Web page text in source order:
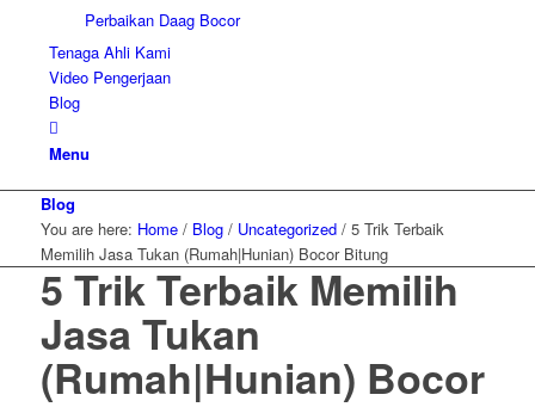
Perbaikan Daag Bocor
Tenaga Ahli Kami
Video Pengerjaan
Blog
Menu
Blog
You are here: Home / Blog / Uncategorized / 5 Trik Terbaik
Memilih Jasa Tukan (Rumah|Hunian) Bocor Bitung
5 Trik Terbaik Memilih
Jasa Tukan
(Rumah|Hunian) Bocor